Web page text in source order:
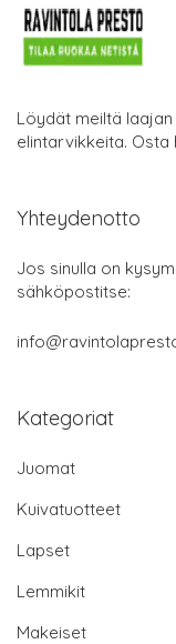
Löydät meiltä
elintarvikkeita.
Yhteydenotto
Jos sinulla on
sähköpostitse:
Kategoriat
Juomat
Kuivatuotteet
Lapset
Lemmikit
Makeiset